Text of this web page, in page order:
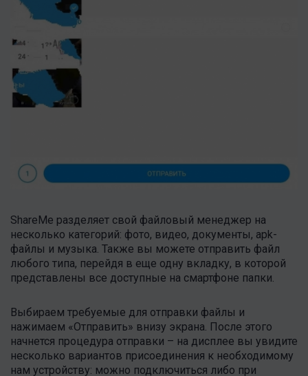
ShareMe разделяет свой файловый менеджер на
несколько категорий: фото, видео, документы, apk-
файлы и музыка. Также вы можете отправить файл
любого типа, перейдя в еще одну вкладку, в которой
представлены все доступные на смартфоне папки.
Выбираем требуемые для отправки файлы и
нажимаем «Отправить» внизу экрана. После этого
начнется процедура отправки – на дисплее вы увидите
несколько вариантов присоединения к необходимому
нам устройству: можно подключиться либо при